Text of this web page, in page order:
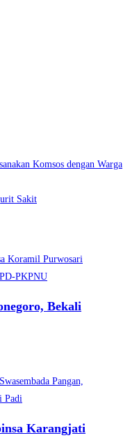
Komsos dengan Warga
Sakit
Bekali
Karangjati